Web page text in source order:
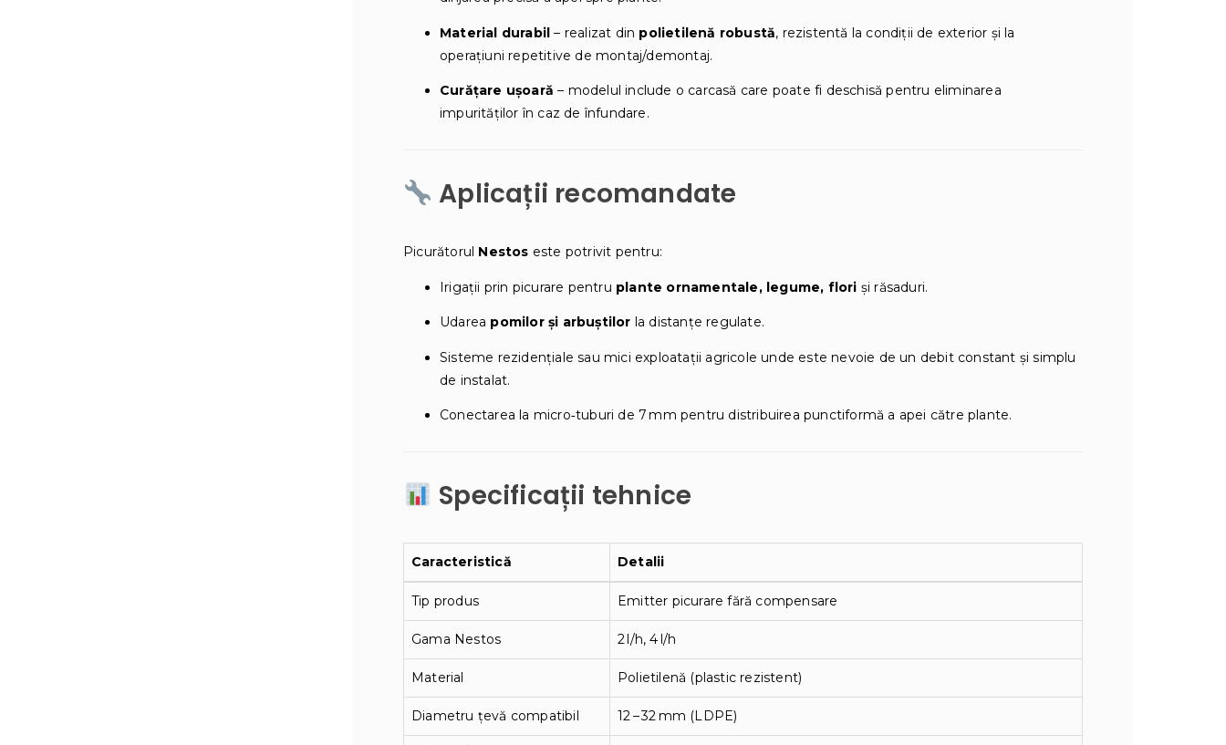
Material durabil – realizat din polietilenă robustă, rezistentă la condiții de exterior și la
operațiuni repetitive de montaj/demontaj.
Curățare ușoară – modelul include o carcasă care poate fi deschisă pentru eliminarea
impurităților în caz de înfundare.
Aplicații recomandate
Picurătorul Nestos este potrivit pentru:
Irigații prin picurare pentru plante ornamentale, legume, flori și răsaduri.
Udarea pomilor și arbuștilor la distanțe regulate.
Sisteme rezidențiale sau mici exploatații agricole unde este nevoie de un debit constant și simplu
de instalat.
Conectarea la micro‑tuburi de 7 mm pentru distribuirea punctiformă a apei către plante.
Specificații tehnice
Caracteristică Detalii
Tip produs Emitter picurare fără compensare
Gama Nestos 2 l/h, 4 l/h
Material Polietilenă (plastic rezistent)
Diametru țevă compatibil 12 – 32 mm (LDPE)